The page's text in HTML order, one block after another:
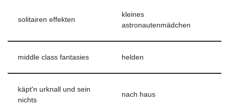
solitairen effekten
kleines
astronautenmädchen
middle class fantasies helden
käpt'n urknall und sein
nichts
nach haus